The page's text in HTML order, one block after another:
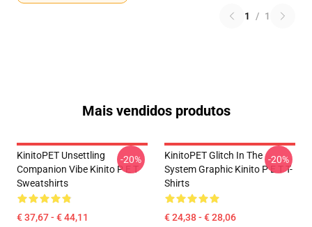
1 / 1
Mais vendidos produtos
KinitoPET Unsettling
Companion Vibe Kinito P E T
Sweatshirts
€ 37,67 - € 44,11
-20%
KinitoPET Glitch In The
System Graphic Kinito P E T T-
Shirts
€ 24,38 - € 28,06
-20%